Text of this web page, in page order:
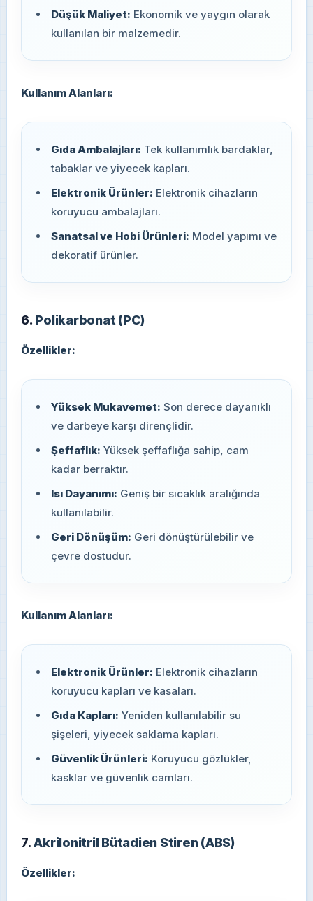
Düşük Maliyet: Ekonomik ve yaygın olarak
kullanılan bir malzemedir.
Kullanım Alanları:
Gıda Ambalajları: Tek kullanımlık bardaklar,
tabaklar ve yiyecek kapları.
Elektronik Ürünler: Elektronik cihazların
koruyucu ambalajları.
Sanatsal ve Hobi Ürünleri: Model yapımı ve
dekoratif ürünler.
6. Polikarbonat (PC)
Özellikler:
Yüksek Mukavemet: Son derece dayanıklı
ve darbeye karşı dirençlidir.
Şeffaflık: Yüksek şeffaflığa sahip, cam
kadar berraktır.
Isı Dayanımı: Geniş bir sıcaklık aralığında
kullanılabilir.
Geri Dönüşüm: Geri dönüştürülebilir ve
çevre dostudur.
Kullanım Alanları:
Elektronik Ürünler: Elektronik cihazların
koruyucu kapları ve kasaları.
Gıda Kapları: Yeniden kullanılabilir su
şişeleri, yiyecek saklama kapları.
Güvenlik Ürünleri: Koruyucu gözlükler,
kasklar ve güvenlik camları.
7.Akrilonitril Bütadien Stiren (ABS)
Özellikler: